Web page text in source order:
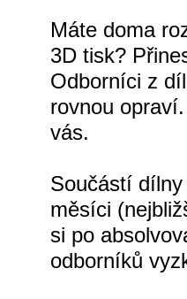
Máte doma
3D tisk?
Odborníci z
rovnou
vás.
Součástí
měsíci
si po
odborníků